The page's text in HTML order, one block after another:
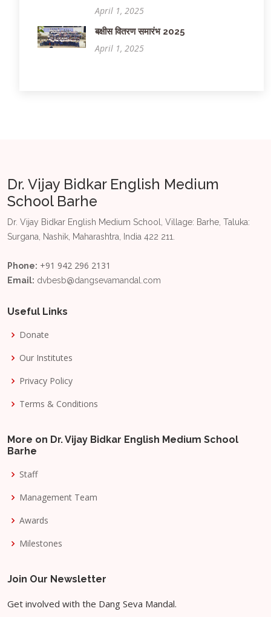
April 1, 2025
बक्षीस वितरण समारंभ 2025
April 1, 2025
Dr. Vijay Bidkar English Medium
School Barhe
Dr. Vijay Bidkar English Medium School, Village: Barhe, Taluka:
Surgana, Nashik, Maharashtra, India 422 211.
Phone: +91 942 296 2131
Email: dvbesb@dangsevamandal.com
Useful Links
Donate
Our Institutes
Privacy Policy
Terms & Conditions
More on Dr. Vijay Bidkar English Medium School
Barhe
Staff
Management Team
Awards
Milestones
Join Our Newsletter
Get involved with the Dang Seva Mandal.